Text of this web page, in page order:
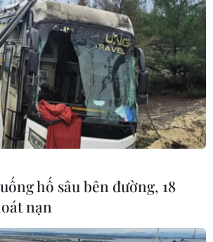
E
tin bé sơ sinh "bị bắt cóc" ở Bệnh
Công an quận Cầu Giấy (Hà Nội)
Hà Nội xác minh, làm rõ không có vụ
hố sâu bên đường, 18
nạn